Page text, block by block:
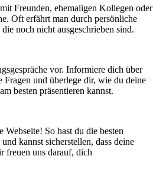
Freunden, ehemaligen Kollegen oder
Oft erfährt man durch persönliche
noch nicht ausgeschrieben sind.
vor. Informiere dich über
Fragen und überlege dir, wie du deine
besten präsentieren kannst.
So hast du die besten
kannst sicherstellen, dass deine
freuen uns darauf, dich